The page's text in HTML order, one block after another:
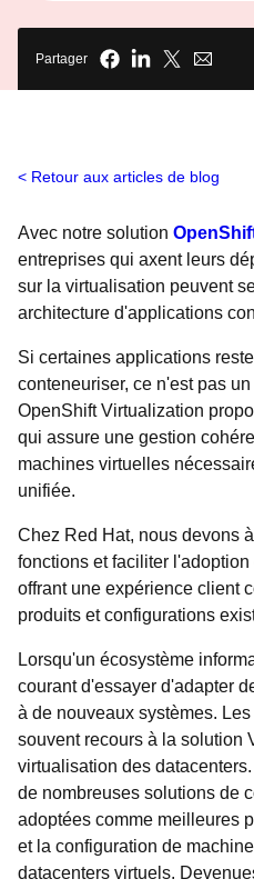
Partager
Retour aux articles de blog
Avec notre solution
entreprises qui axent leurs
sur la virtualisation peuvent
architecture d'applications
Si certaines applications
conteneuriser, ce n'est pas
OpenShift Virtualization
qui assure une gestion
machines virtuelles
unifiée.
Chez Red Hat, nous devons
fonctions et faciliter
offrant une expérience client
produits et configurations
Lorsqu'un écosystème
courant d'essayer d'adapter
à de nouveaux systèmes.
souvent recours à la solution
virtualisation des
de nombreuses solutions de
adoptées comme meilleures
et la configuration de
datacenters virtuels.